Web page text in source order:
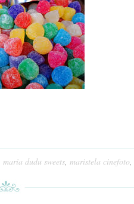
maria dudu sweets, maristela cinefoto,